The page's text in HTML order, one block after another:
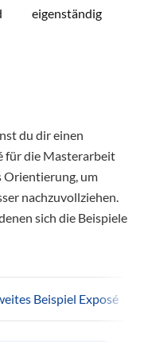
eigenständig
du dir einen
für die Masterarbeit
Orientierung, um
nachzuvollziehen.
sich die Beispiele
Beispiel Exposé